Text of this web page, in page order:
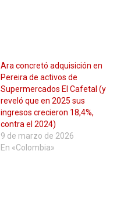
Ara concretó adquisición en
Pereira de activos de
Supermercados El Cafetal (y
reveló que en 2025 sus
ingresos crecieron 18,4%,
contra el 2024)
9 de marzo de 2026
En «Colombia»